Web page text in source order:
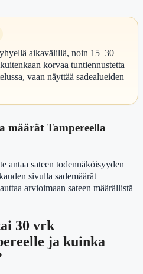
aikavälillä, noin 15–30
korvaa tuntiennustetta
vaan näyttää sadealueiden
määrät Tampereella
antaa sateen todennäköisyyden
sivulla sademäärät
arvioimaan sateen määrällistä
30 vrk
ja kuinka